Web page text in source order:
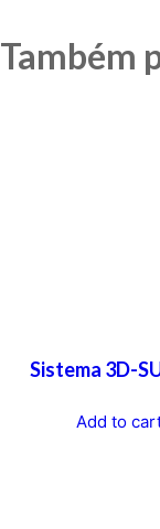
Também
Sistema 3D-
Add to